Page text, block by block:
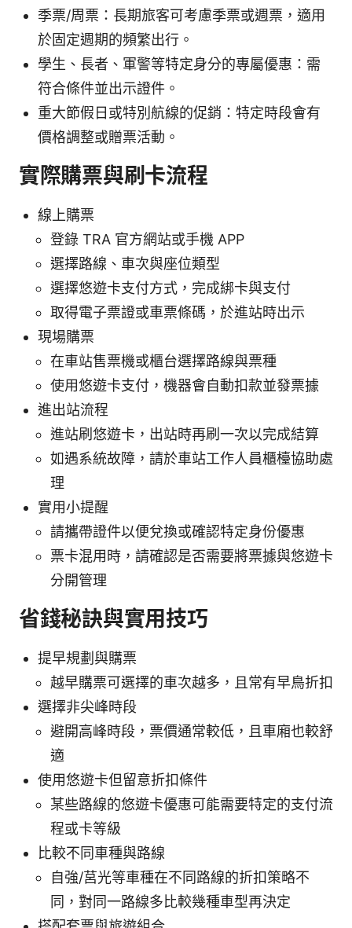
季票/周票：長期旅客可考慮季票或週票，適用
於固定週期的頻繁出行。
學生、長者、軍警等特定身分的專屬優惠：需
符合條件並出示證件。
重大節假日或特別航線的促銷：特定時段會有
價格調整或贈票活動。
實際購票與刷卡流程
線上購票
登錄 TRA 官方網站或手機 APP
選擇路線、車次與座位類型
選擇悠遊卡支付方式，完成綁卡與支付
取得電子票證或車票條碼，於進站時出示
現場購票
在車站售票機或櫃台選擇路線與票種
使用悠遊卡支付，機器會自動扣款並發票據
進出站流程
進站刷悠遊卡，出站時再刷一次以完成結算
如遇系統故障，請於車站工作人員櫃檯協助處
理
實用小提醒
請攜帶證件以便兌換或確認特定身份優惠
票卡混用時，請確認是否需要將票據與悠遊卡
分開管理
省錢秘訣與實用技巧
提早規劃與購票
越早購票可選擇的車次越多，且常有早鳥折扣
選擇非尖峰時段
避開高峰時段，票價通常較低，且車廂也較舒
適
使用悠遊卡但留意折扣條件
某些路線的悠遊卡優惠可能需要特定的支付流
程或卡等級
比較不同車種與路線
自強/莒光等車種在不同路線的折扣策略不
同，對同一路線多比較幾種車型再決定